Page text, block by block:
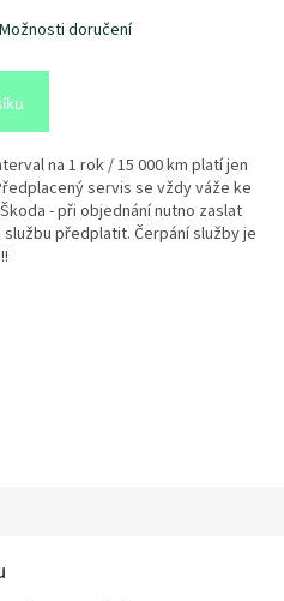
Možnosti doručení
na 1 rok / 15 000 km platí jen
servis se vždy váže ke
- při objednání nutno zaslat
předplatit. Čerpání služby je